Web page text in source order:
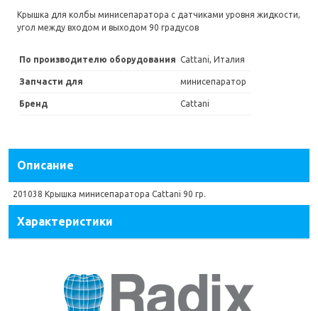
Крышка для колбы минисепаратора с датчиками уровня жидкости,
угол между входом и выходом 90 градусов
По производителю оборудования Cattani, Италия
Запчасти для минисепаратор
Бренд Cattani
Описание
201038 Крышка минисепаратора Cattani 90 гр.
Характеристики